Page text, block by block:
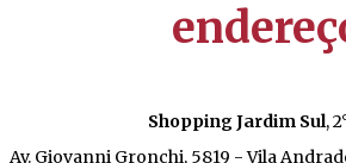
Shopping Jardim Sul,
Av. Giovanni Gronchi, 5819 - Vila